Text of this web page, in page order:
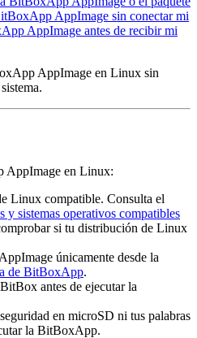
AppImage sin conectar mi
AppImage antes de recibir mi
AppImage en Linux sin
AppImage en Linux:
Linux compatible. Consulta el
y sistemas operativos compatibles
si tu distribución de Linux
únicamente desde la
de BitBoxApp.
antes de ejecutar la
en microSD ni tus palabras
la BitBoxApp.